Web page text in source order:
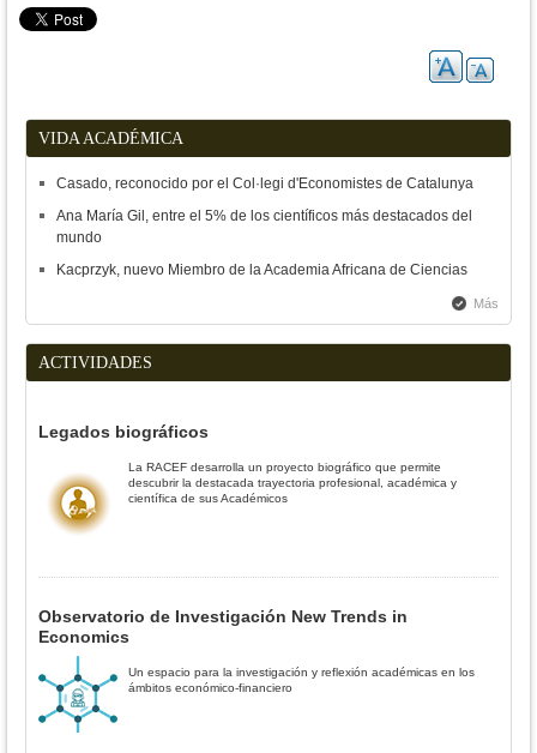
VIDA ACADÉMICA
Casado, reconocido por el Col·legi d'Economistes de Catalunya
Ana María Gil, entre el 5% de los científicos más destacados del
mundo
Kacprzyk, nuevo Miembro de la Academia Africana de Ciencias
Más
ACTIVIDADES
Legados biográficos
La RACEF desarrolla un proyecto biográfico que permite
descubrir la destacada trayectoria profesional, académica y
científica de sus Académicos
Observatorio de Investigación New Trends in
Economics
Un espacio para la investigación y reflexión académicas en los
ámbitos económico-financiero